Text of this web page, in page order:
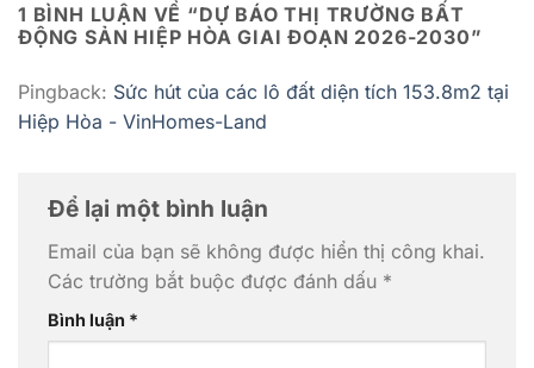
1 BÌNH LUẬN VỀ “DỰ BÁO THỊ TRƯỜNG BẤT
ĐỘNG SẢN HIỆP HÒA GIAI ĐOẠN 2026-2030”
Pingback: Sức hút của các lô đất diện tích 153.8m2 tại
Hiệp Hòa - VinHomes-Land
Để lại một bình luận
Email của bạn sẽ không được hiển thị công khai.
Các trường bắt buộc được đánh dấu *
Bình luận *